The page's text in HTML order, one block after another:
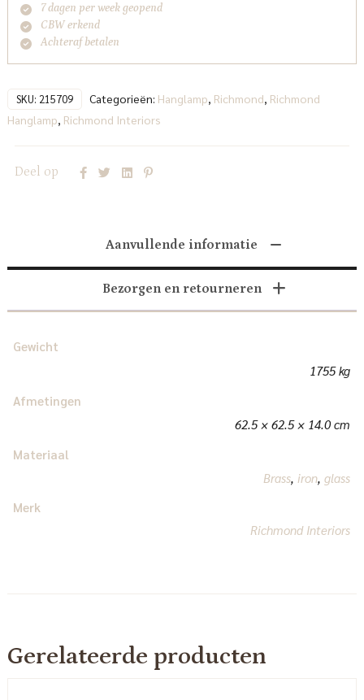
7 dagen per week geopend
CBW erkend
Achteraf betalen
SKU: 215709 Categorieën: Hanglamp Richmond Richmond
Hanglamp Richmond Interiors
Deel op
Aanvullende informatie
Bezorgen en retourneren
Gewicht
1755 kg
Afmetingen
62.5 × 62.5 × 14.0 cm
Materiaal
Brass, iron,glass
Merk
Richmond Interiors
Gerelateerde producten